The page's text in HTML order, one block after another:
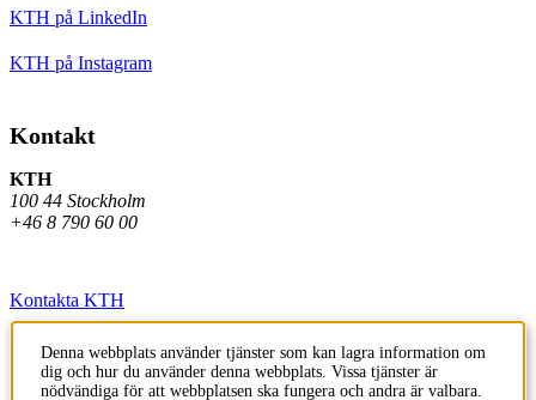
KTH på LinkedIn
KTH på Instagram
Kontakt
KTH
100 44 Stockholm
+46 8 790 60 00
Kontakta KTH
Jobba på KTH
Press och media
Denna webbplats använder tjänster som kan lagra information om
dig och hur du använder denna webbplats. Vissa tjänster är
nödvändiga för att webbplatsen ska fungera och andra är valbara.